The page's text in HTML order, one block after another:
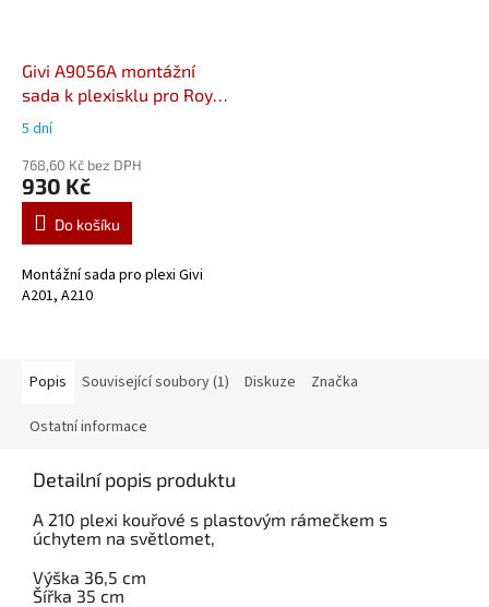
Givi A9056A montážní
sada k plexisklu pro Royal
Enfield - HNTR 350 (22-)
5 dní
768,60 Kč bez DPH
930 Kč
Do košíku
Montážní sada pro plexi Givi
A201, A210
Popis Související soubory (1) Diskuze Značka
Ostatní informace
Detailní popis produktu
A 210 plexi kouřové s plastovým rámečkem s
úchytem na světlomet,
Výška 36,5 cm
Šířka 35 cm